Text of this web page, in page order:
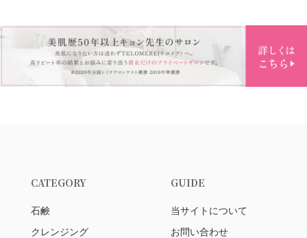
CATEGORY
石鹸
クレンジング
GUIDE
当サイトについて
お問い合わせ